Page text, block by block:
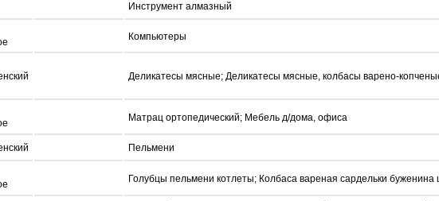
Инструмент алмазный
Компьютеры
Деликатесы мясные; Деликатесы мясные, колбасы варено-
Матрац ортопедический; Мебель д/дома, офиса
Пельмени
Голубцы пельмени котлеты; Колбаса вареная сардельки буженина